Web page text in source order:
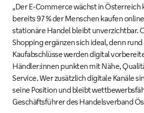
„Der E-Commerce wächst in
bereits 97 % der Menschen kaufen
stationäre Handel bleibt unverzichtbar.
Shopping ergänzen sich ideal, denn rund
Kaufabschlüsse werden digital
Händler:innen punkten mit Nähe,
Service. Wer zusätzlich digitale Kanäle
seine Position und bleibt
Geschäftsführer des Handelsverband